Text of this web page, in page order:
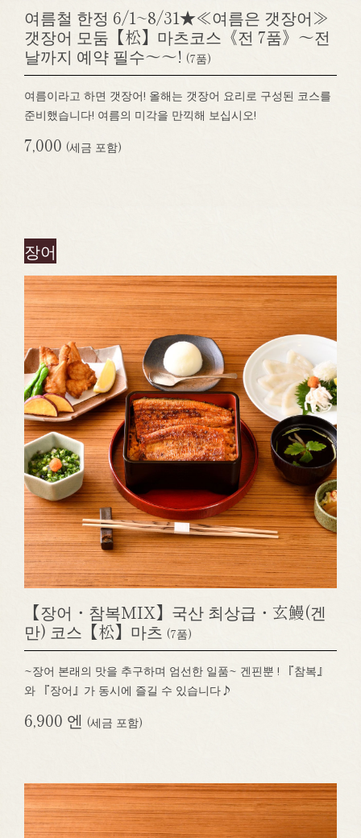
여름철 한정 6/1~8/31★≪여름은 갯장어≫
갯장어 모둠【松】마츠코스《전 7품》～전
날까지 예약 필수～～! (7품)
여름이라고 하면 갯장어! 올해는 갯장어 요리로 구성된 코스를
준비했습니다! 여름의 미각을 만끽해 보십시오!
7,000 (세금 포함)
장어
【장어・참복MIX】국산 최상급・玄鰻(겐
만) 코스【松】마츠 (7품)
~장어 본래의 맛을 추구하며 엄선한 일품~ 겐핀뿐 ! 『참복』
와 『장어』가 동시에 즐길 수 있습니다♪
6,900 엔 (세금 포함)